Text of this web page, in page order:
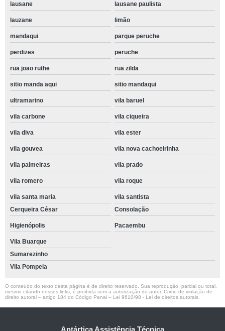
lausane lausane paulista
lauzane limão
mandaqui parque peruche
perdizes peruche
rua joao ruthe rua zilda
sitio manda aqui sitio mandaqui
ultramarino vila baruel
vila carbone vila ciqueira
vila diva vila ester
vila gouvea vila nova cachoeirinha
vila palmeiras vila prado
vila romero vila roque
vila santa maria
vila santista
Cerqueira César
Consolação
Higienópolis Pacaembu
Vila Buarque
Sumarezinho
Vila Pompeia
O conteúdo do texto desta página é de direito reservado. Sua reprodução, parcial ou total,
mesmo citando nossos links, é proibida sem a autorização do autor. Crime de violação de
direito autoral – artigo 184 do Código Penal – Lei 9610/98 - Lei de direitos autorais
Antártica Assistência Técnica